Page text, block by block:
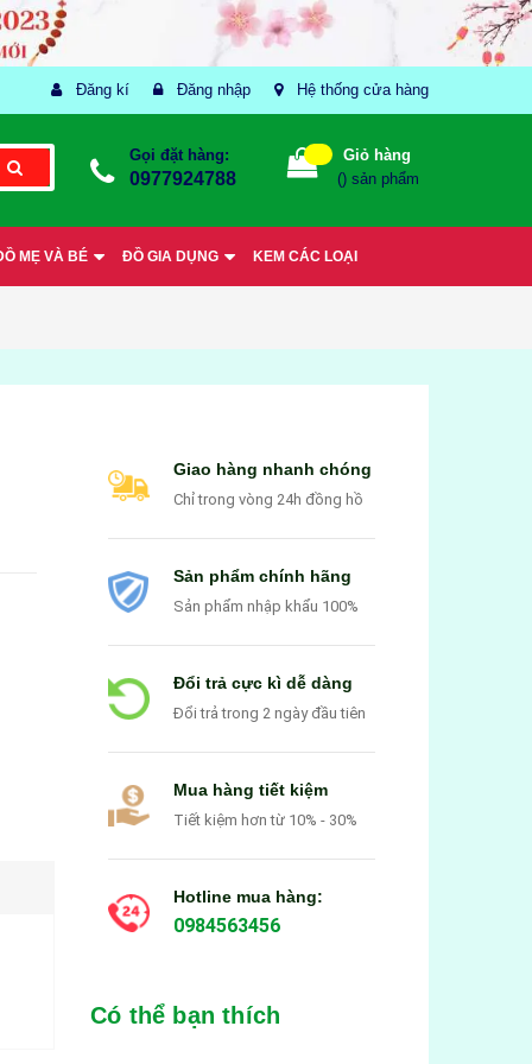
Đăng kí Đăng nhập Hệ thống cửa hàng
Gọi đặt hàng:
0977924788
Giỏ hàng
() sản phẩm
MẸ VÀ BÉ ĐỒ GIA DỤNG KEM CÁC LOẠI
Giao hàng nhanh chóng
Chỉ trong vòng 24h đồng hồ
Sản phẩm chính hãng
Sản phẩm nhập khẩu 100%
Đổi trả cực kì dễ dàng
Đổi trả trong 2 ngày đầu tiên
Mua hàng tiết kiệm
Tiết kiệm hơn từ 10% - 30%
Hotline mua hàng:
0984563456
Có thể bạn thích